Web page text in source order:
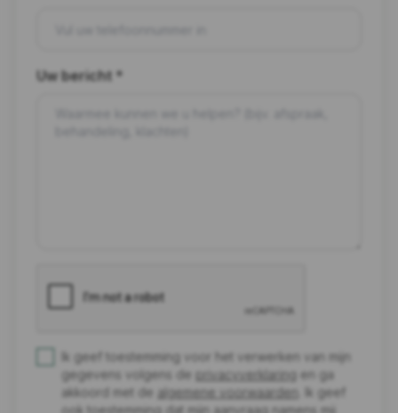
Uw bericht *
Ik geef toestemming voor het verwerken van mijn
gegevens volgens de privacyverklaring en ga
akkoord met de algemene voorwaarden
. Ik geef
ook toestemming dat mijn aanvraag namens mij